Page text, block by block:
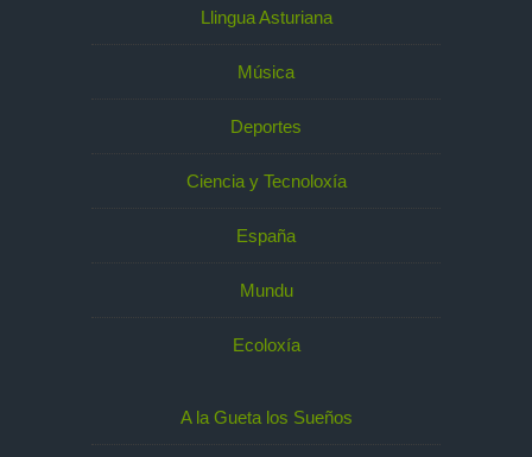
Llingua Asturiana
Música
Deportes
Ciencia y Tecnoloxía
España
Mundu
Ecoloxía
A la Gueta los Sueños